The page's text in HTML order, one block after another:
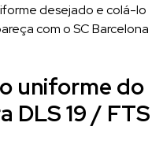
desejado e colá-lo
com o SC Barcelona
uniforme do
DLS 19 / FTS